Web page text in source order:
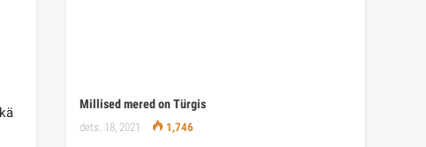
Millised mered on Türgis
dets. 18, 2021 1,746